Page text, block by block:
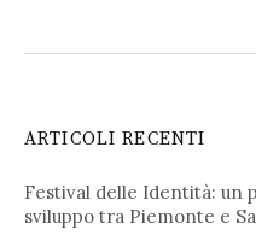
ARTICOLI RECENTI
Festival delle Identità: un
sviluppo tra Piemonte e